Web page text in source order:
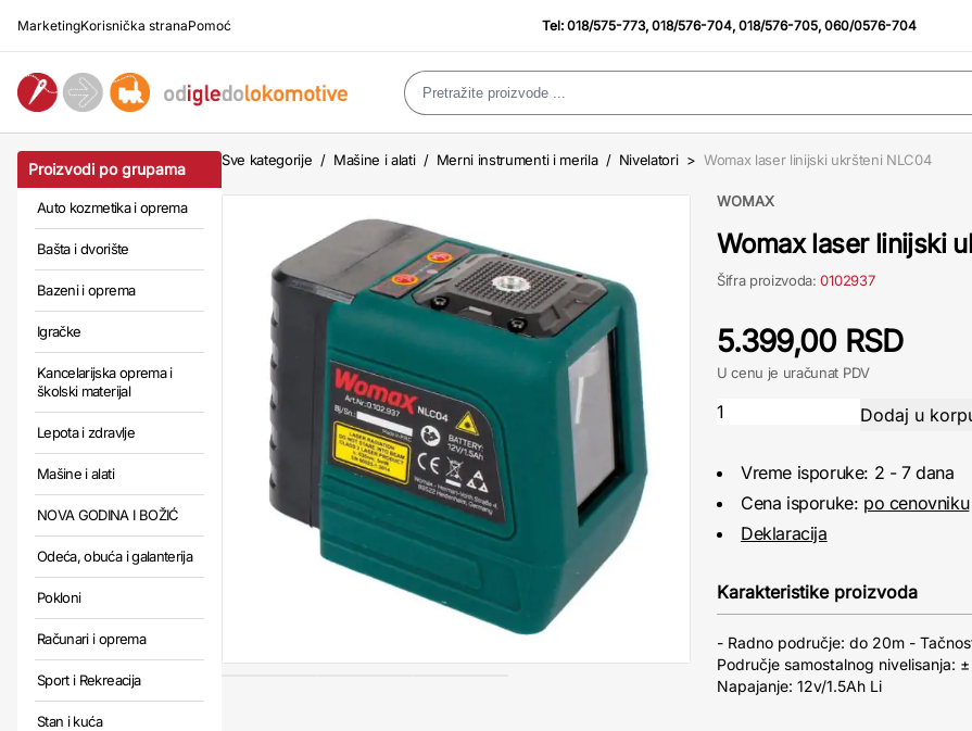
MarketingKorisnička stranaPomoć Tel:018/575-773,018/576-704,018/576-705,060/0576-704
Proizvodi po grupama
Auto kozmetika i oprema
Bašta i dvorište
Bazeni i oprema
Igračke
Kancelarijska oprema i
školski materijal
Lepota i zdravlje
Mašine i alati
NOVA GODINA I BOŽIĆ
Odeća, obuća i galanterija
Pokloni
Računari i oprema
Sport i Rekreacija
Stan i kuća
Sve kategorije / Mašine i alati / Merni instrumenti i merila / Nivelatori > Womax laser linijski ukršteni NLC04
WOMAX
Womax laser linijski
Šifra proizvoda:0102937
5.399,00 RSD
U cenu je uračunat PDV
Vreme isporuke: 2 - 7 dana
Cena isporuke: po cenovniku
Deklaracija
Karakteristike proizvoda
- Radno područje: do 20m -
Područje samostalnog nivelisanja:
Napajanje: 12v/1.5Ah Li